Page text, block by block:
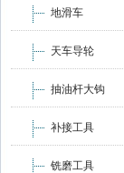
地滑车
天车导轮
抽油杆大钩
补接工具
铣磨工具